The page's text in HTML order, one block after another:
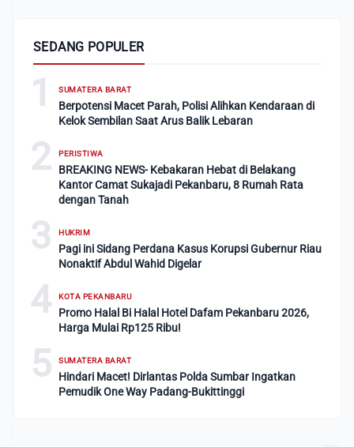
SEDANG POPULER
1 SUMATERA BARAT
Berpotensi Macet Parah, Polisi Alihkan Kendaraan di
Kelok Sembilan Saat Arus Balik Lebaran
2 PERISTIWA
BREAKING NEWS- Kebakaran Hebat di Belakang
Kantor Camat Sukajadi Pekanbaru, 8 Rumah Rata
dengan Tanah
3 HUKRIM
Pagi ini Sidang Perdana Kasus Korupsi Gubernur Riau
Nonaktif Abdul Wahid Digelar
4 KOTA PEKANBARU
Promo Halal Bi Halal Hotel Dafam Pekanbaru 2026,
Harga Mulai Rp125 Ribu!
5 SUMATERA BARAT
Hindari Macet! Dirlantas Polda Sumbar Ingatkan
Pemudik One Way Padang-Bukittinggi